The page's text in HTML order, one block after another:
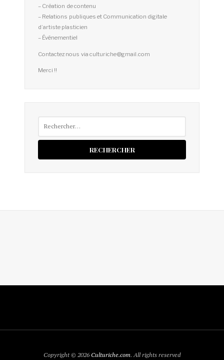
– Création de contenu
– Relations publiques et Communication digitale
d’artiste plasticien
– Événementiel
Contactez nous via culturiche@gmail.com
Merci !!
Copyright © 2026Culturiche.com. All rights reserved